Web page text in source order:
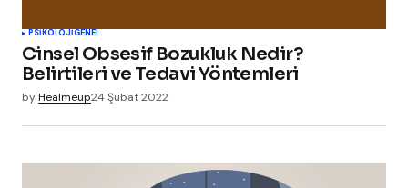
PSIKOLOJIGENEL
Cinsel Obsesif Bozukluk Nedir?
Belirtileri ve Tedavi Yöntemleri
byHealmeup24 Şubat 2022